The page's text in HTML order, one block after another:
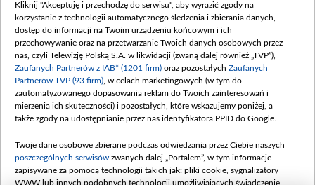
Procedura zgłoszeń wewnętrznych
Kliknij "Akceptuję i przechodzę do serwisu", aby wyrazić zgody na
korzystanie z technologii automatycznego śledzenia i zbierania danych,
dostęp do informacji na Twoim urządzeniu końcowym i ich
przechowywanie oraz na przetwarzanie Twoich danych osobowych przez
nas, czyli Telewizję Polską S.A. w likwidacji (zwaną dalej również „TVP”),
Zaufanych Partnerów z IAB* (1201 firm) oraz pozostałych Zaufanych
Partnerów TVP (93 firm) , w celach marketingowych (w tym do
zautomatyzowanego dopasowania reklam do Twoich zainteresowań i
mierzenia ich skuteczności) i pozostałych, które wskazujemy poniżej, a
także zgody na udostępnianie przez nas identyfikatora PPID do Google.
Twoje dane osobowe zbierane podczas odwiedzania przez Ciebie naszych
poszczególnych serwisów zwanych dalej „Portalem”, w tym informacje
zapisywane za pomocą technologii takich jak: pliki cookie, sygnalizatory
WWW lub innych podobnych technologii umożliwiających świadczenie